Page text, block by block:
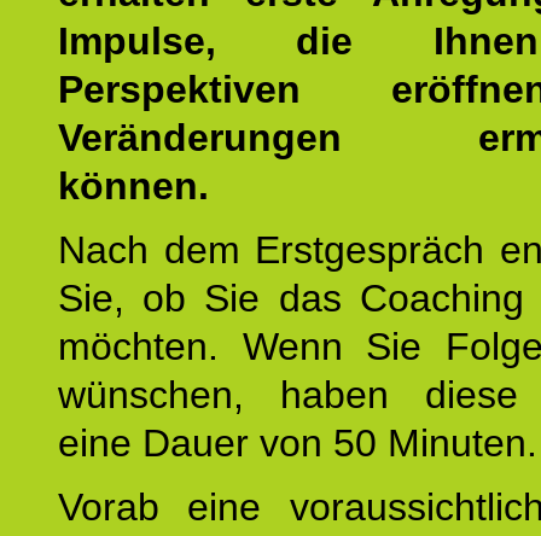
Impulse, die
Perspektiven
Veränderungen
können.
Nach dem Erstgespräch
Sie, ob Sie das Coaching
möchten. Wenn Sie
wünschen, haben diese
eine Dauer von 50 Minuten.
Vorab eine